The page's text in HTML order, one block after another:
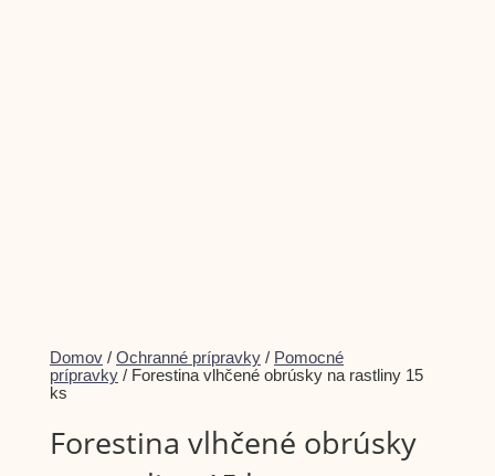
Domov /Ochranné prípravky / Pomocné
prípravky / Forestina vlhčené obrúsky na rastliny 15
ks
Forestina vlhčené obrúsky
množstvo
Forestina
vlhčené
rastliny